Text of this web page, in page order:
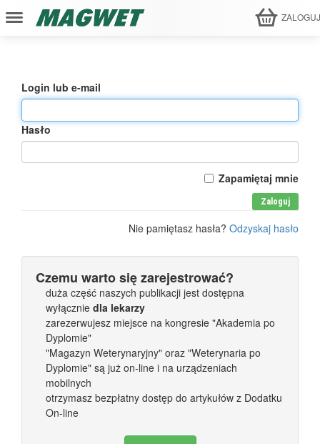
Login lub e-mail
Hasło
Zapamiętaj mnie
Zaloguj
Nie pamiętasz hasła? Odzyskaj hasło
Czemu warto się zarejestrować?
duża część naszych publikacji jest dostępna
wyłącznie dla lekarzy
zarezerwujesz miejsce na kongresie "Akademia po
Dyplomie"
"Magazyn Weterynaryjny" oraz "Weterynaria po
Dyplomie" są już on-line i na urządzeniach
mobilnych
otrzymasz bezpłatny dostęp do artykułów z Dodatku
On-line